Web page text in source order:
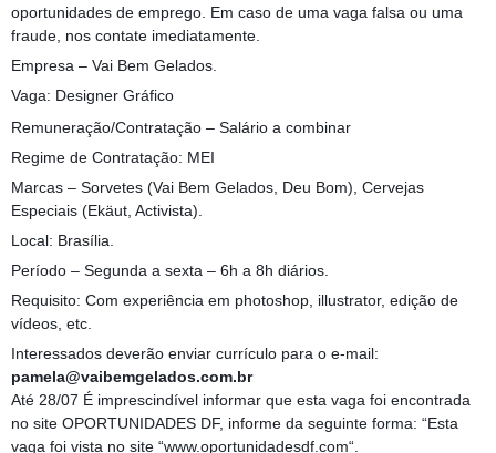
oportunidades de emprego. Em caso de uma vaga falsa ou uma
fraude, nos contate imediatamente.
Empresa – Vai Bem Gelados.
Vaga: Designer Gráfico
Remuneração/Contratação – Salário a combinar
Regime de Contratação: MEI
Marcas – Sorvetes (Vai Bem Gelados, Deu Bom), Cervejas
Especiais (Ekäut, Activista).
Local: Brasília.
Período – Segunda a sexta – 6h a 8h diários.
Requisito: Com experiência em photoshop, illustrator, edição de
vídeos, etc.
Interessados deverão enviar currículo para o e-mail:
pamela@vaibemgelados.com.br
Até 28/07 É imprescindível informar que esta vaga foi encontrada
no site OPORTUNIDADES DF, informe da seguinte forma: “Esta
vaga foi vista no site “www.oportunidadesdf.com“.